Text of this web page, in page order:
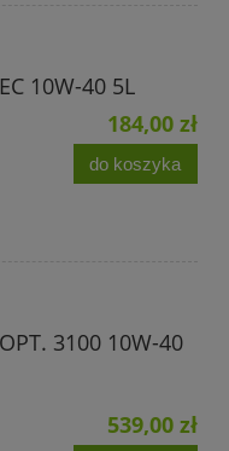
10W-40 5L
184,00 zł
do koszyka
3100 10W-40
539,00 zł